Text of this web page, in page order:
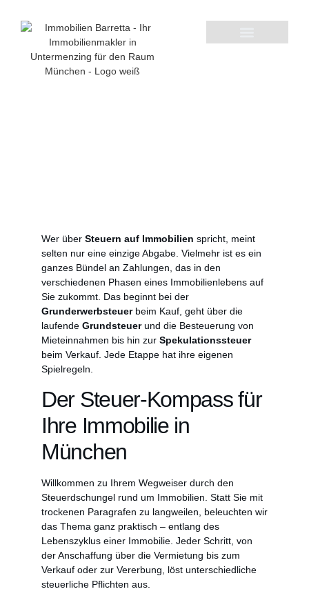
Wer über Steuern auf Immobilien spricht, meint
selten nur eine einzige Abgabe. Vielmehr ist es ein
ganzes Bündel an Zahlungen, das in den
verschiedenen Phasen eines Immobilienlebens auf
Sie zukommt. Das beginnt bei der
Grunderwerbsteuerbeim Kauf, geht über die
laufende Grundsteuerund die Besteuerung von
Mieteinnahmen bis hin zur Spekulationssteuer
beim Verkauf. Jede Etappe hat ihre eigenen
Spielregeln.
Der Steuer-Kompass für
Ihre Immobilie in
München
Willkommen zu Ihrem Wegweiser durch den
Steuerdschungel rund um Immobilien. Statt Sie mit
trockenen Paragrafen zu langweilen, beleuchten wir
das Thema ganz praktisch – entlang des
Lebenszyklus einer Immobilie. Jeder Schritt, von
der Anschaffung über die Vermietung bis zum
Verkauf oder zur Vererbung, löst unterschiedliche
steuerliche Pflichten aus.